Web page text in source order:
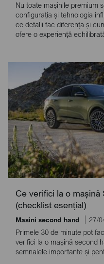
Nu toate mașinile premium
configurația și tehnologia
ce detalii fac diferența și
ofere o experiență
Ce verifici la o
(checklist esențial)
Masini second hand 27/
Primele 30 de minute pot
verifici la o mașină second
semnalele importante și